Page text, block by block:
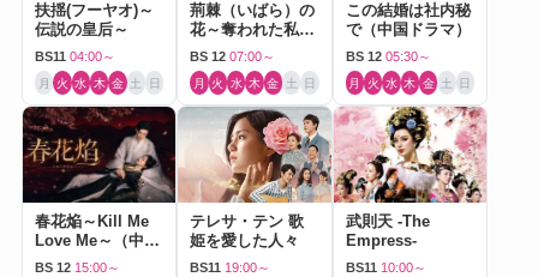
扶揺(フーヤオ)～
伝説の皇后～
BS11 04:00～
月 火 水 木 金 土 日
荊棘（いばら）の
花～奪われた私～
（中国ドラマ）
BS 12 07:00～
月 火 水 木 金 土 日
この結婚は社内秘
で（中国ドラマ）
BS 12 05:30～
月 火 水 木 金 土 日
春花焔～Kill Me
Love Me～（中国
ドラマ）
BS 12 15:00～
テレサ・テン 歌
姫を愛した人々
BS11 19:00～
武則天 -The
Empress-
BS11 10:00～